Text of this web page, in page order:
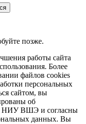
позже.
работы сайта
Более
файлов cookies
персональных
сайтом, вы
об
НИУ ВШЭ и согласны
данных. Вы